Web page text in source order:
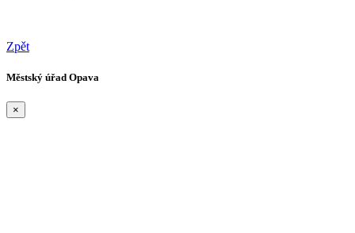
Zpět
Městský úřad Opava
×